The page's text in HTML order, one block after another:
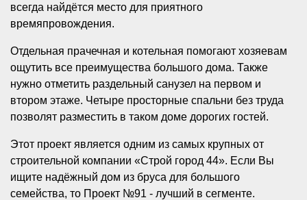
всегда найдётся место для приятного
времяпровождения.
Отдельная прачечная и котельная помогают хозяевам
ощутить все преимущества большого дома. Также
нужно отметить раздельный санузел на первом и
втором этаже. Четыре просторные спальни без труда
позволят разместить в таком доме дорогих гостей.
Этот проект является одним из самых крупных от
строительной компании «Строй город 44». Если Вы
ищите надёжный дом из бруса для большого
семейства, то Проект №91 - лучший в сегменте.